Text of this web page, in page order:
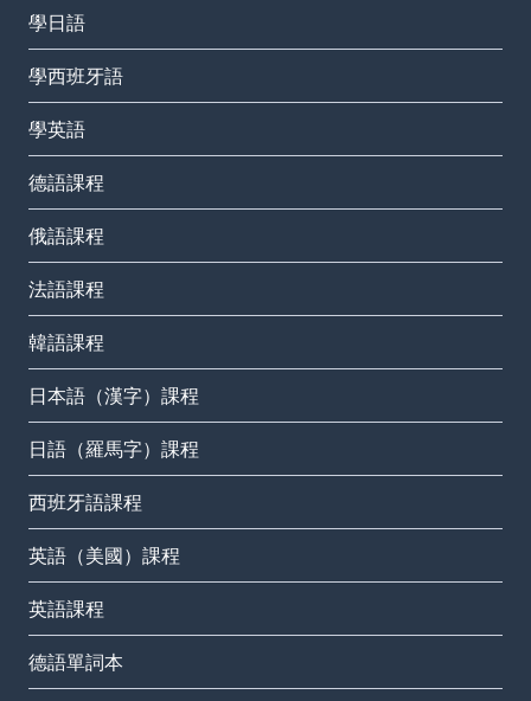
學日語
學西班牙語
學英語
德語課程
俄語課程
法語課程
韓語課程
日本語（漢字）課程
日語（羅馬字）課程
西班牙語課程
英語（美國）課程
英語課程
德語單詞本